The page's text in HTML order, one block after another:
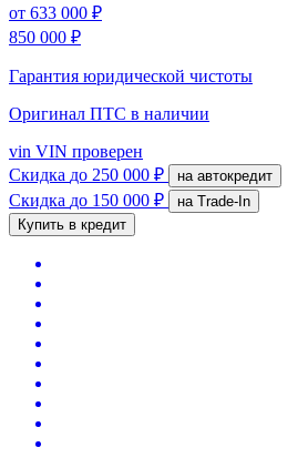
от 633 000 ₽
850 000 ₽
Гарантия юридической чистоты
Оригинал ПТС в наличии
vin VIN проверен
Скидка до 250 000 ₽ на автокредит
Скидка до 150 000 ₽
на Trade-In
Купить в кредит